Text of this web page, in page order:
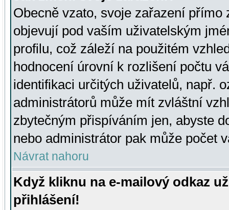
Obecně vzato, svoje zařazení přímo
objevují pod vaším uživatelským
profilu, což záleží na použitém
hodnocení úrovní k rozlišení počtu
identifikaci určitých uživatelů, např.
administrátorů může mít zvláštní
zbytečným přispíváním jen, abyste
nebo administrátor pak může počet
Návrat nahoru
Když kliknu na e-mailový odkaz
přihlášení!